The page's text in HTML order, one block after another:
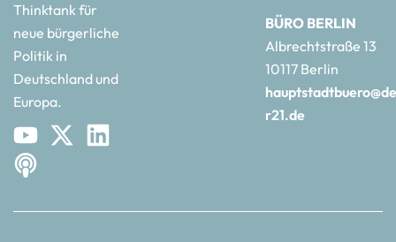
Thinktank für
neue bürgerliche
Politik in
Deutschland und
Europa.
BÜRO BERLIN
Albrechtstraße 13
10117 Berlin
r21.de